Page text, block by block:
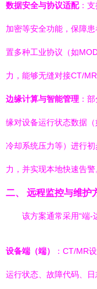
数据安全与协议适配：支
加密等安全功能，保障
置多种工业协议（如
力，能够无缝对接CT/
边缘计算与智能管理 ：
缘对设备运行状态数据
冷却系统压力等）进行
力，并实现本地快速告警
二、 远程监控与维护
该方案通常采用“端-
设备端（端） ：CT/MR
运行状态、故障代码、